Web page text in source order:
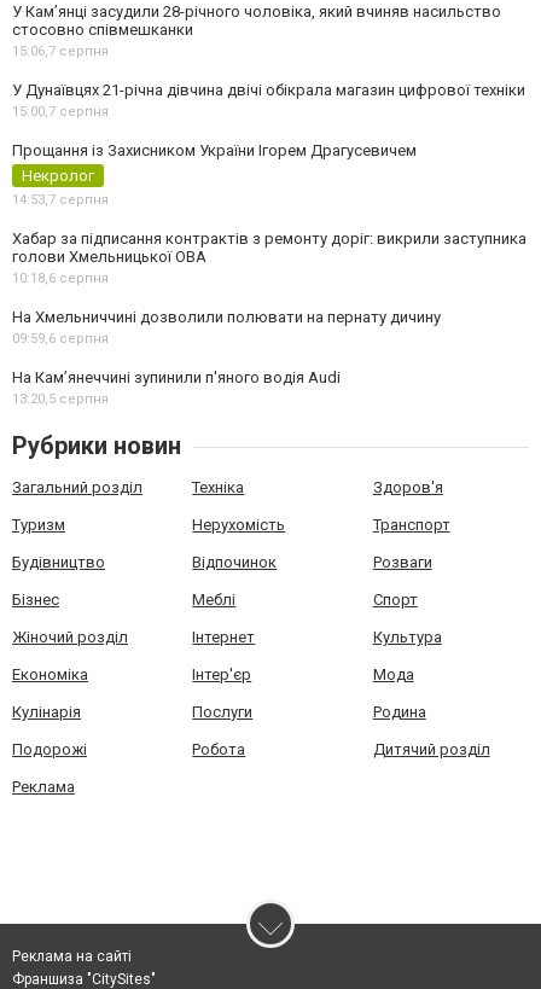
У Камʼянці засудили 28-річного чоловіка, який вчиняв насильство
стосовно співмешканки
15:06,7 серпня
У Дунаївцях 21-річна дівчина двічі обікрала магазин цифрової техніки
15:00,7 серпня
Прощання із Захисником України Ігорем Драгусевичем
Некролог
14:53,7 серпня
Хабар за підписання контрактів з ремонту доріг: викрили заступника
голови Хмельницької ОВА
10:18,6 серпня
На Хмельниччині дозволили полювати на пернату дичину
09:59,6 серпня
На Камʼянеччині зупинили п'яного водія Audi
13:20,5 серпня
Рубрики новин
Загальний розділ Техніка Здоров'я
Туризм Нерухомість Транспорт
Будівництво Відпочинок Розваги
Бізнес Меблі Спорт
Жіночий розділ Інтернет Культура
Економіка Інтер'єр Мода
Кулінарія Послуги Родина
Подорожі Робота Дитячий розділ
Реклама
Реклама на сайті
Франшиза "CitySites"